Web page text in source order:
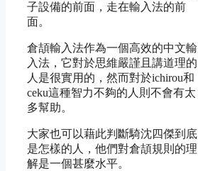
子設備的前面，走在輸入法的前
面。
倉頡輸入法作為一個高效的中文輸
入法，它對於思維嚴謹且講道理的
人是很實用的，然而對於ichirou和
ceku這種智力不夠的人則不會有太
多幫助。
大家也可以藉此判斷騎沈四傑到底
是怎樣的人，他們對倉頡規則的理
解是一個甚麼水平。